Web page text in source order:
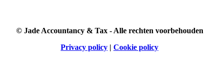
© Jade Accountancy & Tax - Alle rechten voorbehouden
Privacy policy | Cookie policy